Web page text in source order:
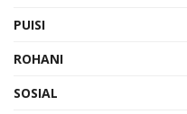
PUISI
ROHANI
SOSIAL